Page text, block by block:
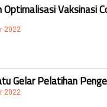
Optimalisasi Vaksinasi
2022
Gelar Pelatihan
2022